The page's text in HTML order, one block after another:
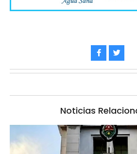
Noticias